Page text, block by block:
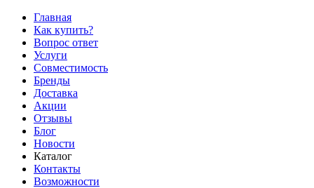
Главная
Как купить?
Вопрос ответ
Услуги
Совместимость
Бренды
Доставка
Акции
Отзывы
Блог
Новости
Каталог
Контакты
Возможности